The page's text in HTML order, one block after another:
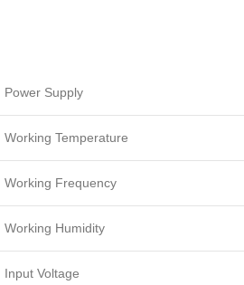
Power Supply
Working Temperature
Working Frequency
Working Humidity
Input Voltage